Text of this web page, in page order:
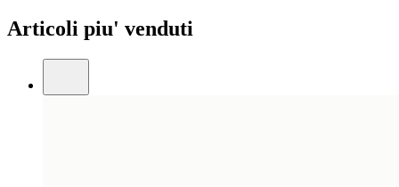
Articoli piu' venduti